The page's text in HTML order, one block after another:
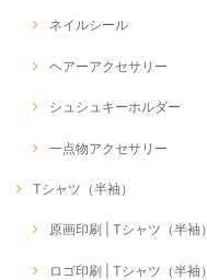
ネイルシール
ヘアーアクセサリー
シュシュキーホルダー
一点物アクセサリー
Tシャツ（半袖）
原画印刷 | Tシャツ（半袖）
ロゴ印刷 | Tシャツ（半袖）